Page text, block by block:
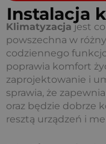
Instalacja
Klimatyzacja jest
powszechna w
codziennego
poprawia komfort
zaprojektowanie i
sprawia, że
oraz będzie dobrze
resztą urządzeń i